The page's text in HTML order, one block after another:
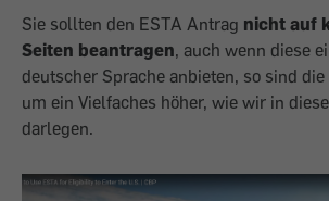
Sie sollten den ESTA Antrag nicht auf
Seiten beantragen, auch wenn diese
deutscher Sprache anbieten, so sind
um ein Vielfaches höher, wie wir in
darlegen.